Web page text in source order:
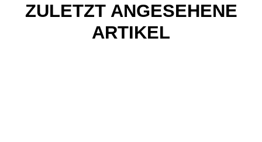
ZULETZT ANGESEHENE
ARTIKEL